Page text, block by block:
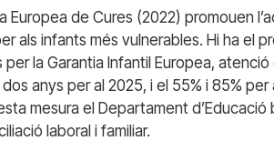
Europea de Cures (2022) promouen
als infants més vulnerables. Hi ha el
la Garantia Infantil Europea,
anys per al 2025, i el 55% i 85% per
mesura el Departament d’Educació
laboral i familiar.